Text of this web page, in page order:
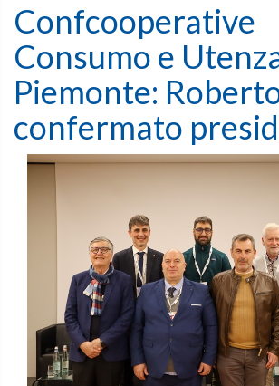
Confcooperative
Consumo e
Piemonte:
confermato